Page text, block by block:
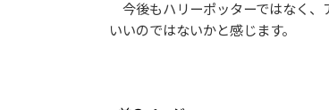
今後もハリーポッターではなく、
いいのではないかと感じます。